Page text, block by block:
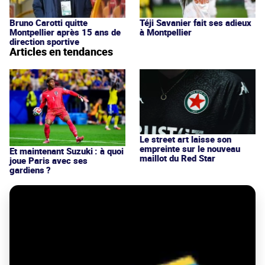
Bruno Carotti quitte
Montpellier après 15 ans de
direction sportive
Téji Savanier fait ses adieux
à Montpellier
Articles en tendances
Et maintenant Suzuki : à quoi
joue Paris avec ses
gardiens ?
Le street art laisse son
empreinte sur le nouveau
maillot du Red Star